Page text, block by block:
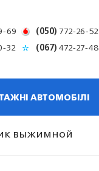
69 (050) 772-26-52
32 (067)472-27-48
АВТОМОБІЛІ
выжимной